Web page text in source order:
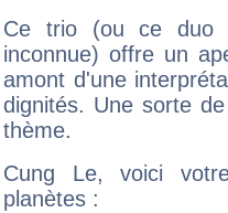
Ce trio (ou ce duo
inconnue) offre un
amont d'une
dignités. Une sorte
thème.
Cung Le, voici
planètes :